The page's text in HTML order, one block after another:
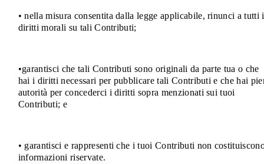
• nella misura consentita dalla legge applicabile, rinunci a tutti i
diritti morali su tali Contributi;
•garantisci che tali Contributi sono originali da parte tua o che
hai i diritti necessari per pubblicare tali Contributi e che hai
autorità per concederci i diritti sopra menzionati sui tuoi
Contributi; e
• garantisci e rappresenti che i tuoi Contributi non
informazioni riservate.